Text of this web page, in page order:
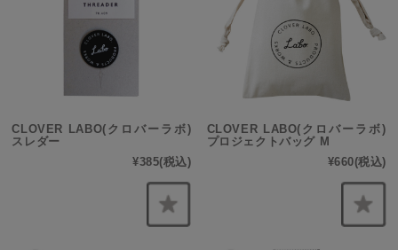
CLOVER LABO(クロバーラボ)
スレダー
¥385(税込)
CLOVER LABO(クロバーラボ)
プロジェクトバッグ M
¥660(税込)